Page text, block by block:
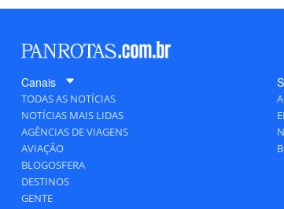
Canais
TODAS AS NOTÍCIAS
NOTÍCIAS MAIS LIDAS
AGÊNCIAS DE VIAGENS
AVIAÇÃO
BLOGOSFERA
DESTINOS
GENTE